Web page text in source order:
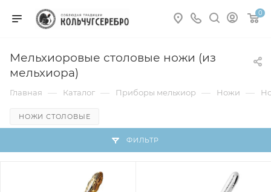
0
Мельхиоровые столовые ножи (из
мельхиора)
Главная — Каталог — Приборы мельхиор — Ножи —
НОЖИ СТОЛОВЫЕ
ФИЛЬТР